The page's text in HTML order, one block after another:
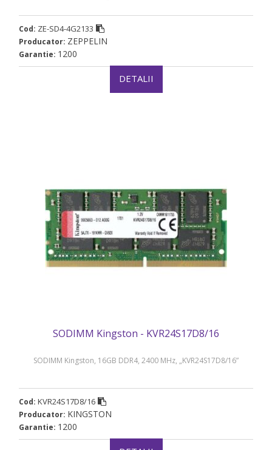
Cod: ZE-SD4-4G2133
Producator: ZEPPELIN
Garantie: 1200
DETALII
SODIMM Kingston - KVR24S17D8/16
SODIMM Kingston, 16GB DDR4, 2400 MHz, „KVR24S17D8/16”
Cod: KVR24S17D8/16
Producator: KINGSTON
Garantie: 1200